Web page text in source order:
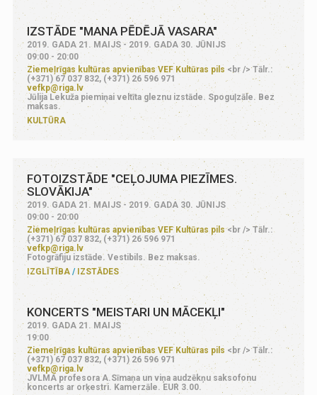
IZSTĀDE "MANA PĒDĒJĀ VASARA"
2019. GADA 21. MAIJS - 2019. GADA 30. JŪNIJS
09:00 - 20:00
Ziemeļrīgas kultūras apvienības VEF Kultūras pils <br /> Tālr.:
(+371) 67 037 832, (+371) 26 596 971
vefkp@riga.lv
Jūlija Lekuža piemiņai veltīta gleznu izstāde. Spoguļzāle. Bez
maksas.
KULTŪRA
FOTOIZSTĀDE "CEĻOJUMA PIEZĪMES.
SLOVĀKIJA"
2019. GADA 21. MAIJS - 2019. GADA 30. JŪNIJS
09:00 - 20:00
Ziemeļrīgas kultūras apvienības VEF Kultūras pils<br /> Tālr.:
(+371) 67 037 832, (+371) 26 596 971
vefkp@riga.lv
Fotogrāfiju izstāde. Vestibils. Bez maksas.
IZGLĪTĪBA
IZSTĀDES
KONCERTS "MEISTARI UN MĀCEKĻI"
2019. GADA 21. MAIJS
19:00
Ziemeļrīgas kultūras apvienības VEF Kultūras pils <br /> Tālr.:
(+371) 67 037 832, (+371) 26 596 971
vefkp@riga.lv
JVLMA profesora A.Sīmaņa un viņa audzēkņu saksofonu
koncerts ar orķestri. Kamerzāle. EUR 3.00.